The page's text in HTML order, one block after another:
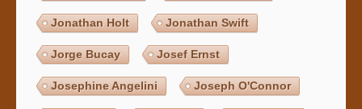
Jonathan Holt Jonathan Swift
Jorge Bucay Josef Ernst
Josephine Angelini Joseph O'Connor